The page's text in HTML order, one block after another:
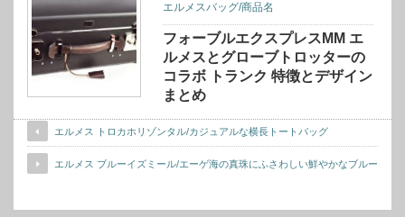
エルメスバッグ/商品名
フォーブルエクスプレスMM エ
ルメスとグローブトロッターの
コラボ トランク 特徴とデザイン
まとめ
エルメス トロカホリゾンタル/カジュアルな横長トートバッグ
エルメス ブルーイズミール/エーゲ海の真珠にふさわしい鮮やかなブルー